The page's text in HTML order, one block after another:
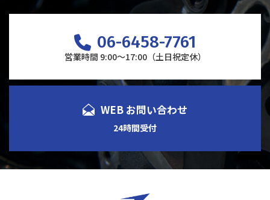
06-6458-7761
営業時間 9:00～17:00（土日祝定休）
WEB お問い合わせ
24時間受付